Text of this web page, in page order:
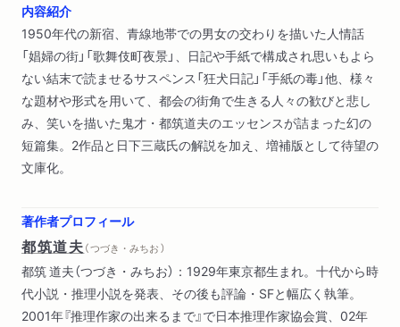
内容紹介
1950年代の新宿、青線地帯での男女の交わりを描いた人情話
「娼婦の街」「歌舞伎町夜景」、日記や手紙で構成され思いもよら
ない結末で読ませるサスペンス「狂犬日記」「手紙の毒」他、様々
な題材や形式を用いて、都会の街角で生きる人々の歓びと悲し
み、笑いを描いた鬼才・都筑道夫のエッセンスが詰まった幻の
短篇集。2作品と日下三蔵氏の解説を加え、増補版として待望の
文庫化。
著作者プロフィール
都筑道夫（ つづき・みちお ）
都筑 道夫（つづき・みちお）：1929年東京都生まれ。十代から時
代小説・推理小説を発表、その後も評論・SFと幅広く執筆。
2001年『推理作家の出来るまで』で日本推理作家協会賞、02年